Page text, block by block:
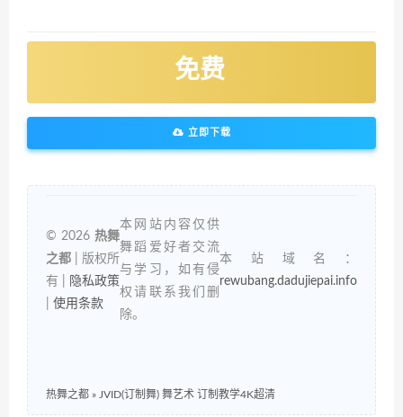
免费
立即下载
© 2026 热舞
之都 | 版权所
有 |
隐私政策
使用条款
本网站内容仅供
舞蹈爱好者交流
与学习，如有侵
权请联系我们删
除。
本站域名：
rewubang.dadujiepai.info
热舞之都 » JVID(订制舞) 舞艺术 订制教学4K超清